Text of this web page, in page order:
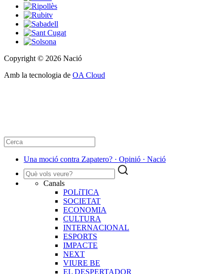
Copyright © 2026 Nació
Amb la tecnologia de OA Cloud
Una moció contra Zapatero? · Opinió · Nació
Canals
POLíTICA
SOCIETAT
ECONOMIA
CULTURA
INTERNACIONAL
ESPORTS
IMPACTE
NEXT
VIURE BE
EL DESPERTADOR